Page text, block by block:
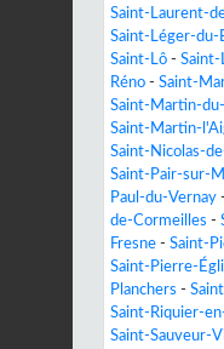
Saint-Laurent-
Saint-Léger-du-
Saint-Lô - Saint-
Réno - Saint-
Saint-Martin-
Saint-Martin-
Saint-Nicolas-
Saint-Pair-sur-
Paul-du-Vernay -
de-Cormeilles -
Fresne - Saint-
Saint-Pierre-
Planchers -
Saint-Riquier-
Saint-Sauveur-